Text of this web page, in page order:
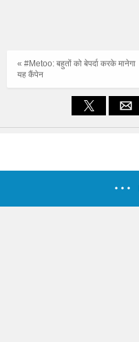
« #Metoo: बहुतों को बेपर्दा करके मानेगा
यह कैंपेन